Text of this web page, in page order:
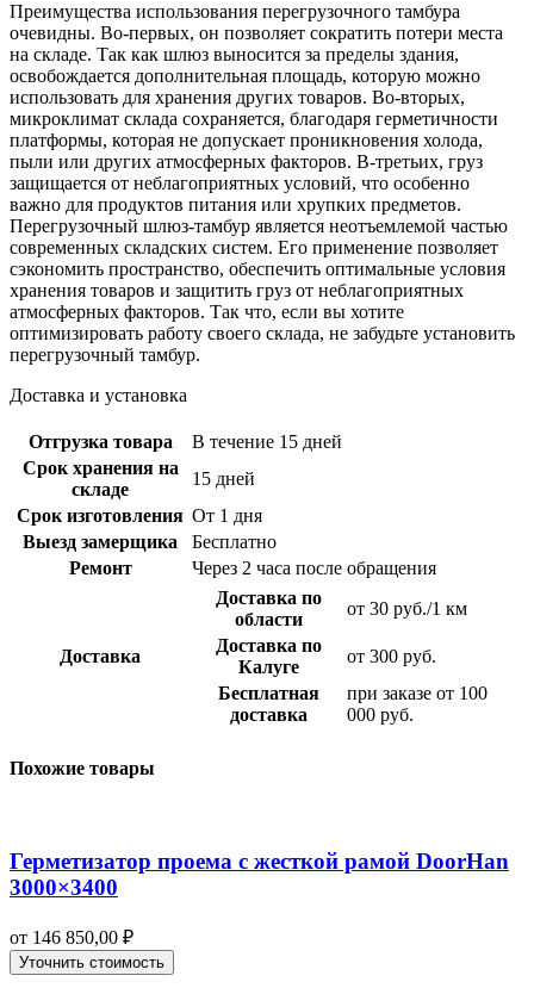
Преимущества использования перегрузочного тамбура
очевидны. Во-первых, он позволяет сократить потери места
на складе. Так как шлюз выносится за пределы здания,
освобождается дополнительная площадь, которую можно
использовать для хранения других товаров. Во-вторых,
микроклимат склада сохраняется, благодаря герметичности
платформы, которая не допускает проникновения холода,
пыли или других атмосферных факторов. В-третьих, груз
защищается от неблагоприятных условий, что особенно
важно для продуктов питания или хрупких предметов.
Перегрузочный шлюз-тамбур является неотъемлемой частью
современных складских систем. Его применение позволяет
сэкономить пространство, обеспечить оптимальные условия
хранения товаров и защитить груз от неблагоприятных
атмосферных факторов. Так что, если вы хотите
оптимизировать работу своего склада, не забудьте установить
перегрузочный тамбур.
Доставка и установка
Отгрузка товара
В течение 15 дней
Срок хранения на
складе
15 дней
Срок изготовления От 1 дня
Выезд замерщика
Бесплатно
Ремонт
Через 2 часа после обращения
Доставка
Доставка по
области
от 30 руб./1 км
Доставка по
Калуге
от 300 руб.
Бесплатная
доставка
при заказе от 100
000 руб.
Похожие товары
Герметизатор проема с жесткой рамой DoorHan
3000×3400
от 146 850,00 ₽
Уточнить стоимость